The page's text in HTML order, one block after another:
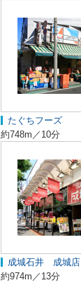
たぐちフーズ
約748m／10分
成城石井 成城店
約974m／13分